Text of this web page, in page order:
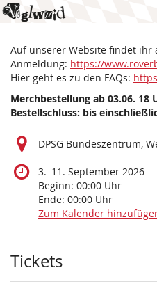
Zum
Haupt-
springen
Voglwuid
(Rover-
Bayern-
Lager
2026)
–
bis
11.
September
Auf unserer Website findet
Anmeldung: https://
Hier geht es zu den FAQs:
Merchbestellung ab 03.06. 18
Bestellschluss: bis
DPSG Bundeszentrum,
3.–bis
11. September 2026
Beginn: 00:00 Uhr
Ende: 00:00 Uhr
Zum Kalender
Produkte
Tickets